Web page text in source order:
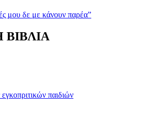
μου δε με κάνουν παρέα”
παιδιών